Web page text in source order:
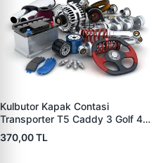
Kulbutor Kapak Contasi
Transporter T5 Caddy 3 Golf 4
Bora Ocatavia Fabia Toledo A3
A4 1.9 Tdi | YTT Y14446 | OEM
370,00 TL